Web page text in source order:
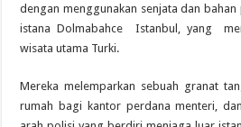
dengan menggunakan senjata dan
istana Dolmabahce Istanbul, yang
wisata utama Turki.
Mereka melemparkan sebuah granat
rumah bagi kantor perdana menteri,